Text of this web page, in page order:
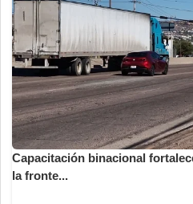
Capacitación binacional
la fronte...